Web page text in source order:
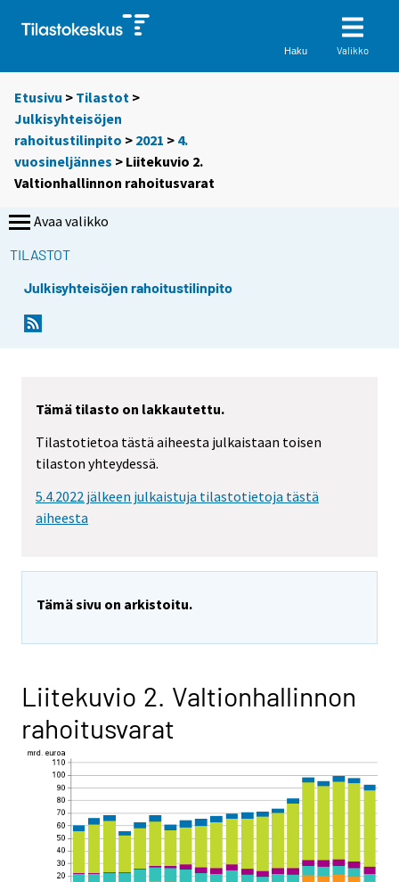
Haku Valikko
Etusivu > Tilastot >
Julkisyhteisöjen
rahoitustilinpito > 2021 > 4.
vuosineljännes > Liitekuvio 2.
Valtionhallinnon rahoitusvarat
Avaa valikko
TILASTOT
Julkisyhteisöjen rahoitustilinpito
Tämä tilasto on lakkautettu.
Tilastotietoa tästä aiheesta julkaistaan toisen
tilaston yhteydessä.
5.4.2022 jälkeen julkaistuja tilastotietoja tästä
aiheesta
Tämä sivu on arkistoitu.
Liitekuvio 2. Valtionhallinnon
rahoitusvarat